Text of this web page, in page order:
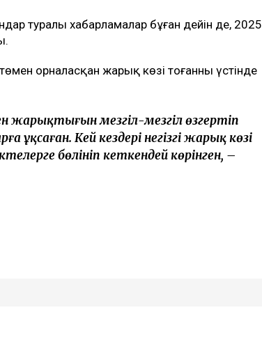
туралы хабарламалар бұған дейін де, 2025
орналасқан жарық көзі тоғанның үстінде
жарықтығын мезгіл-мезгіл өзгертіп
ұқсаған. Кей кездері негізгі жарық көзі
бөлініп кеткендей көрінген, –